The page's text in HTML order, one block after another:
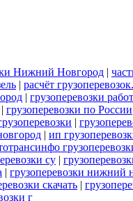
Нижний Новгород |
| расчёт грузоперевозок.
| грузоперевозки
| грузоперевозки по России
|
| ип
су |
| грузоперевозки нижний
скачать |
г